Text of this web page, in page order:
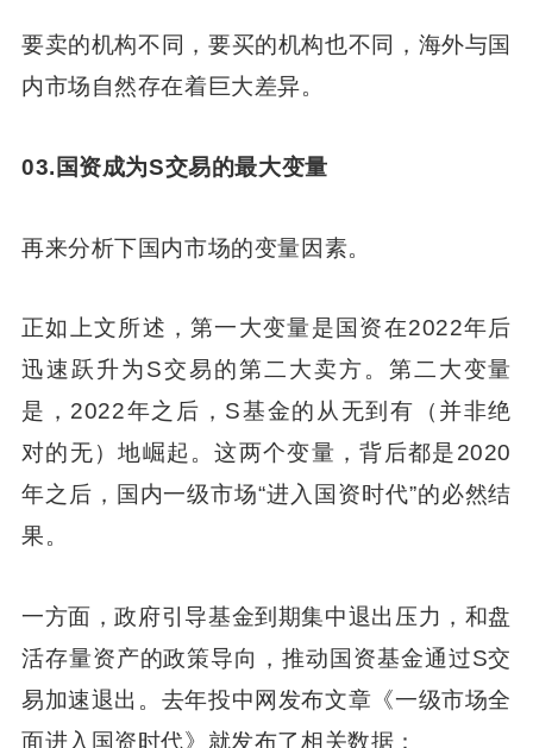
要卖的机构不同，要买的机构也不同，海外与国
内市场自然存在着巨大差异。
03.国资成为S交易的最大变量
再来分析下国内市场的变量因素。
正如上文所述，第一大变量是国资在2022年后
迅速跃升为S交易的第二大卖方。第二大变量
是，2022年之后，S基金的从无到有（并非绝
对的无）地崛起。这两个变量，背后都是2020
年之后，国内一级市场“进入国资时代”的必然结
果。
一方面，政府引导基金到期集中退出压力，和盘
活存量资产的政策导向，推动国资基金通过S交
易加速退出。去年投中网发布文章《一级市场全
面进入国资时代》就发布了相关数据：